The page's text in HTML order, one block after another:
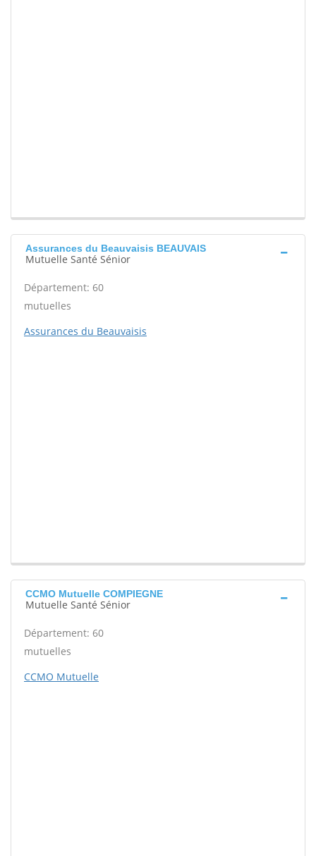
Assurances du Beauvaisis BEAUVAIS
Mutuelle Santé Sénior
Département: 60
mutuelles
Assurances du Beauvaisis
CCMO Mutuelle COMPIEGNE
Mutuelle Santé Sénior
Département: 60
mutuelles
CCMO Mutuelle